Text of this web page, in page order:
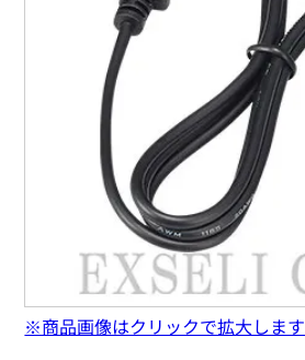
※商品画像はクリックで拡大します